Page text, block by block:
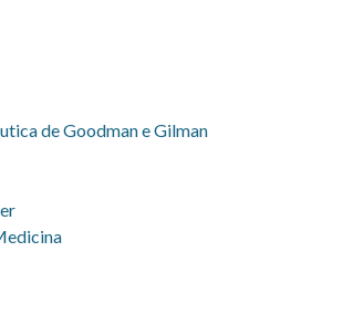
de Goodman e Gilman